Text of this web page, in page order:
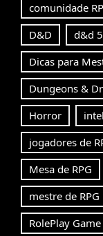
comunidade
D&D
d&d
Dicas para
Dungeons &
Horror
jogadores de
Mesa de RPG
mestre de RPG
RolePlay Game